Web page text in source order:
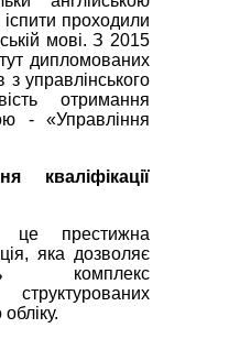
іспити проходили
мові. З 2015
дипломованих
з управлінського
отримання
- «Управління
кваліфікації
престижна
яка дозволяє
комплекс